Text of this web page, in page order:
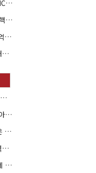
NH농협생명, 금리상승에 취약한 재무구조…K-ICS 변동성 '주의보'
신한투자증권, IPO 조직 줄이자 실적도 '0건'…핵심 인력까지 이탈
해성에어로보틱스, 2주 주주가 파산신청…200억 CB 분쟁 확산
'부채비율 955%' 계양전기, 유증 축소에 재무개선 효과 '뚝'
아워홈 떠난 구미현, 본느에 340억 베팅…가족 지배체제 구축
JB금융 RORWA 2% 돌파…실적 견인은 은행 아닌 캐피탈
(AI 보험혁신)①생산성 최대 80% 개선…현실은 '실행 격차'
(락업의 두얼굴)②공모가 뛰자 첫날 매도…FI 엑시트 전략 갈렸다
HD현대엔솔, '한국판 IRA' 수혜 부상…세액공제 선택이 변수